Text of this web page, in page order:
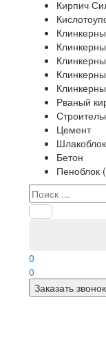
Кирпич
Рваный
Цемент
Бетон
Пеноблок
0
0
Заказать звонок